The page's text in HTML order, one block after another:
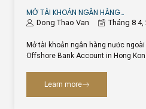
MỞ TÀI KHOẢN NGÂN HÀNG…
Dong Thao Van Tháng 8 4,
Mở tài khoản ngân hàng nước
Offshore Bank Account in Hong
Learn more